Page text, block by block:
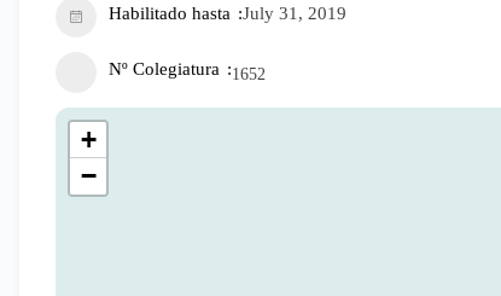
Habilitado hasta July 31, 2019
Nº Colegiatura 1652
+
−